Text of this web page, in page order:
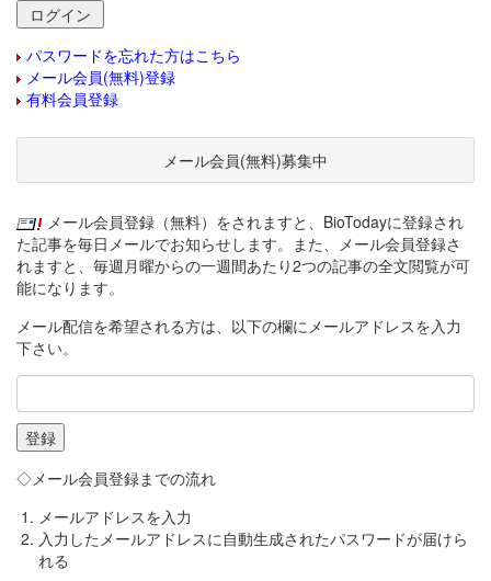
パスワードを忘れた方はこちら
メール会員(無料)登録
有料会員登録
メール会員(無料)募集中
メール会員登録（無料）をされますと、BioTodayに登録され
た記事を毎日メールでお知らせします。また、メール会員登録さ
れますと、毎週月曜からの一週間あたり2つの記事の全文閲覧が可
能になります。
メール配信を希望される方は、以下の欄にメールアドレスを入力
下さい。
◇メール会員登録までの流れ
メールアドレスを入力
入力したメールアドレスに自動生成されたパスワードが届けら
れる